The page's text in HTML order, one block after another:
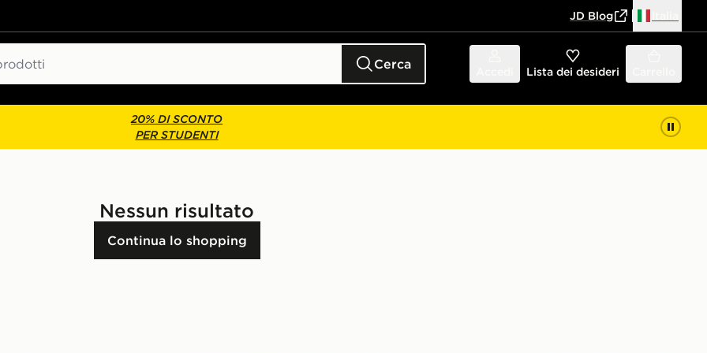
JD Blog
Cerca Lista dei desideri
20% DI SCONTO
PER STUDENTI
Nessun risultato
Continua lo shopping